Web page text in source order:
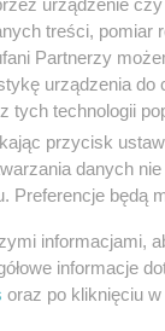
to o
Do
z
treści, pomiar
Partnerzy
urządzenia do
tych technologii
przycisk
danych
Preferencje będą
informacjami,
informacje
oraz po kliknięciu w